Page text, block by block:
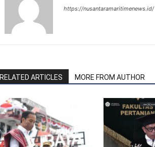
https://nusantaramaritimenews.id/
RELATED ARTICLES MORE FROM AUTHOR